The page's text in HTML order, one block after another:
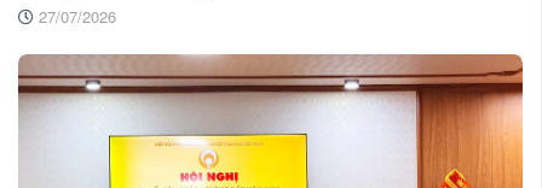
27/07/2026